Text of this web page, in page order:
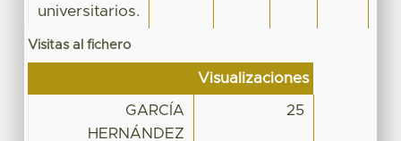
universitarios.
Visitas al fichero
Visualizaciones
GARCÍA
HERNÁNDEZ
25